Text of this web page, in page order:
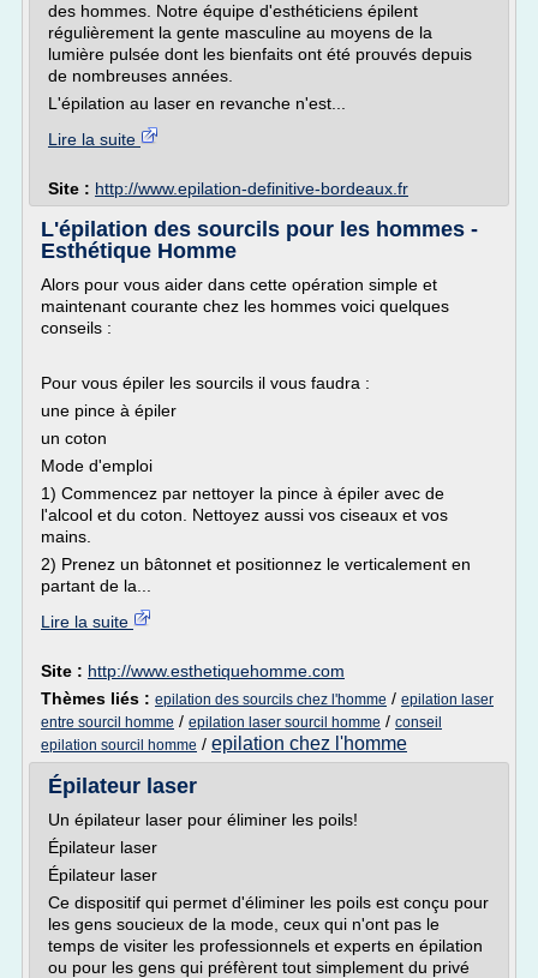
des hommes. Notre équipe d'esthéticiens épilent
régulièrement la gente masculine au moyens de la
lumière pulsée dont les bienfaits ont été prouvés depuis
de nombreuses années.
L'épilation au laser en revanche n'est...
Lire la suite
Site : http://www.epilation-definitive-bordeaux.fr
L'épilation des sourcils pour les hommes -
Esthétique Homme
Alors pour vous aider dans cette opération simple et
maintenant courante chez les hommes voici quelques
conseils :
Pour vous épiler les sourcils il vous faudra :
une pince à épiler
un coton
Mode d'emploi
1) Commencez par nettoyer la pince à épiler avec de
l'alcool et du coton. Nettoyez aussi vos ciseaux et vos
mains.
2) Prenez un bâtonnet et positionnez le verticalement en
partant de la...
Lire la suite
Site : http://www.esthetiquehomme.com
Thèmes liés : epilation des sourcils chez l'homme / epilation laser
entre sourcil homme / epilation laser sourcil homme / conseil
epilation sourcil homme / epilation chez l'homme
Épilateur laser
Un épilateur laser pour éliminer les poils!
Épilateur laser
Épilateur laser
Ce dispositif qui permet d'éliminer les poils est conçu pour
les gens soucieux de la mode, ceux qui n'ont pas le
temps de visiter les professionnels et experts en épilation
ou pour les gens qui préfèrent tout simplement du privé